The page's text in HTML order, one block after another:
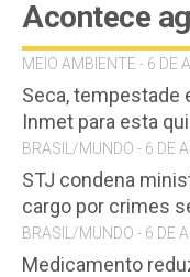
Acontece
MEIO AMBIENTE - 6 DE
Seca, tempestade
Inmet para esta
BRASIL/MUNDO - 6 DE
STJ condena
cargo por crimes
BRASIL/MUNDO - 6 DE
Medicamento